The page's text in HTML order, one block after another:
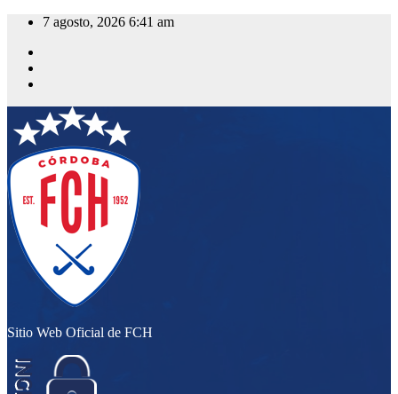
Saltar
contenido
7 agosto, 2026 6:41 am
Sitio Web Oficial de FCH